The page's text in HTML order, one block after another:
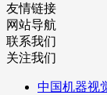
友情链接
网站导航
联系我们
关注我们
中国机器视